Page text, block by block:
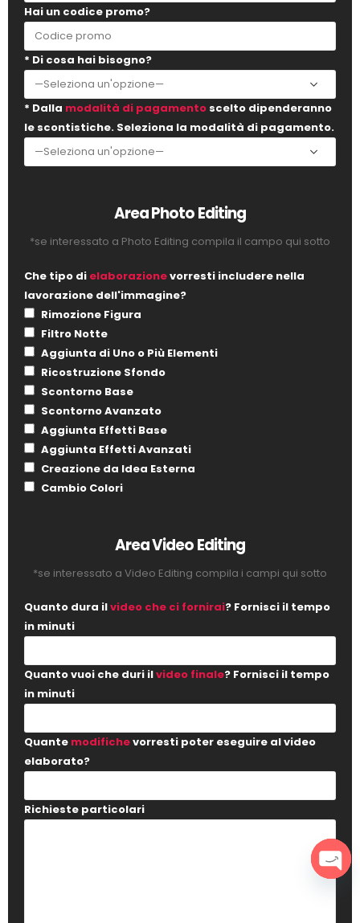
Hai un codice promo?
* Di cosa hai bisogno?
* Dalla modalità di pagamento scelto dipenderanno
le scontistiche. Seleziona la modalità di pagamento.
Area Photo Editing
*se interessato a Photo Editing compila il campo qui sotto
Che tipo di elaborazionevorresti includere nella
lavorazione dell'immagine?
Rimozione Figura
Filtro Notte
Aggiunta di Uno o Più Elementi
Ricostruzione Sfondo
Scontorno Base
Scontorno Avanzato
Aggiunta Effetti Base
Aggiunta Effetti Avanzati
Creazione da Idea Esterna
Cambio Colori
Area Video Editing
*se interessato a Video Editing compila i campi qui sotto
Quanto dura ilvideo che ci fornirai? Fornisci il tempo
in minuti
Quanto vuoi che duri ilvideo finale? Fornisci il tempo
in minuti
Quante modifichevorresti poter eseguire al video
elaborato?
Richieste particolari